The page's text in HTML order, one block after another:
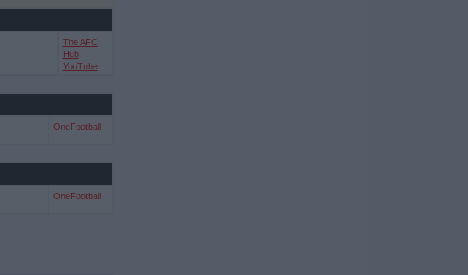
The AFC
Hub
YouTube
OneFootball
OneFootball